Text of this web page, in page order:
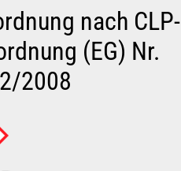
nach CLP-
(EG) Nr.
2008